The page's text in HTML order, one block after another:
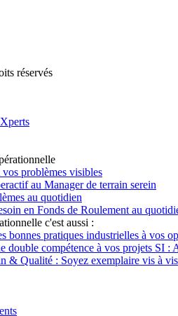
réservés
problèmes visibles
au Manager de terrain serein
au quotidien
en Fonds de Roulement au
c'est aussi :
bonnes pratiques industrielles à vos
double compétence à vos projets SI :
& Qualité : Soyez exemplaire vis à